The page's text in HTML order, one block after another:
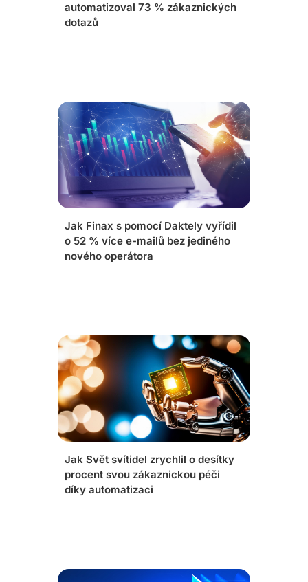
automatizoval 73 % zákaznických
dotazů
Jak Finax s pomocí Daktely vyřídil
o 52 % více e-mailů bez jediného
nového operátora
Jak Svět svítidel zrychlil o desítky
procent svou zákaznickou péči
díky automatizaci